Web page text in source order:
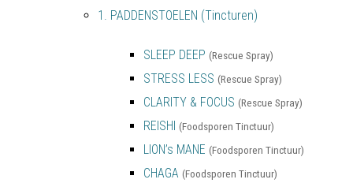
1. PADDENSTOELEN (Tincturen)
SLEEP DEEP (Rescue Spray)
STRESS LESS (Rescue Spray)
CLARITY & FOCUS (Rescue Spray)
REISHI (Foodsporen Tinctuur)
LION’s MANE (Foodsporen Tinctuur)
CHAGA (Foodsporen Tinctuur)